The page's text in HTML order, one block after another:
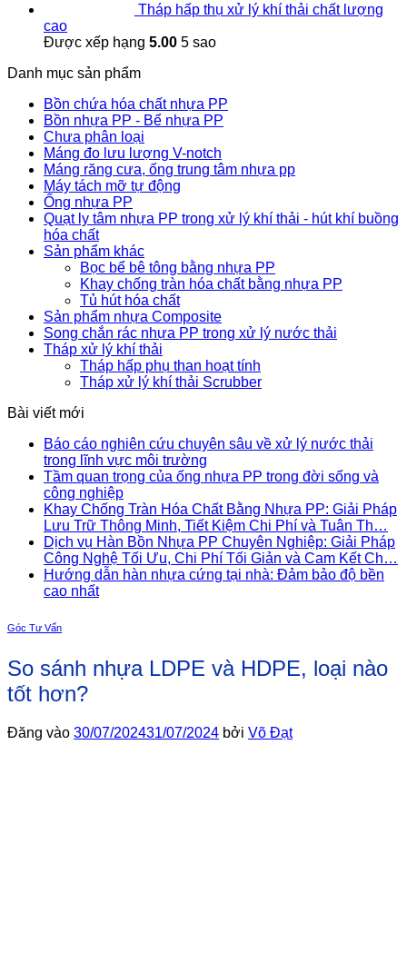
Tháp hấp thụ xử lý khí thải chất lượng
cao
Được xếp hạng 5.00 5 sao
Danh mục sản phẩm
Bồn chứa hóa chất nhựa PP
Bồn nhựa PP - Bể nhựa PP
Chưa phân loại
Máng đo lưu lượng V-notch
Máng răng cưa, ống trung tâm nhựa pp
Máy tách mỡ tự động
Ống nhựa PP
Quạt ly tâm nhựa PP trong xử lý khí thải - hút khí buồng
hóa chất
Sản phẩm khác
Bọc bể bê tông bằng nhựa PP
Khay chống tràn hóa chất bằng nhựa PP
Tủ hút hóa chất
Sản phẩm nhựa Composite
Song chắn rác nhựa PP trong xử lý nước thải
Tháp xử lý khí thải
Tháp hấp phụ than hoạt tính
Tháp xử lý khí thải Scrubber
Bài viết mới
Báo cáo nghiên cứu chuyên sâu về xử lý nước thải
trong lĩnh vực môi trường
Tầm quan trọng của ống nhựa PP trong đời sống và
công nghiệp
Khay Chống Tràn Hóa Chất Bằng Nhựa PP: Giải Pháp
Lưu Trữ Thông Minh, Tiết Kiệm Chi Phí và Tuân Th…
Dịch vụ Hàn Bồn Nhựa PP Chuyên Nghiệp: Giải Pháp
Công Nghệ Tối Ưu, Chi Phí Tối Giản và Cam Kết Ch…
Hướng dẫn hàn nhựa cứng tại nhà: Đảm bảo độ bền
cao nhất
Góc Tư Vấn
So sánh nhựa LDPE và HDPE, loại nào
tốt hơn?
Đăng vào 30/07/202431/07/2024 bởi Võ Đạt